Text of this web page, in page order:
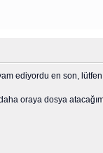
ediyordu en son,
oraya dosya